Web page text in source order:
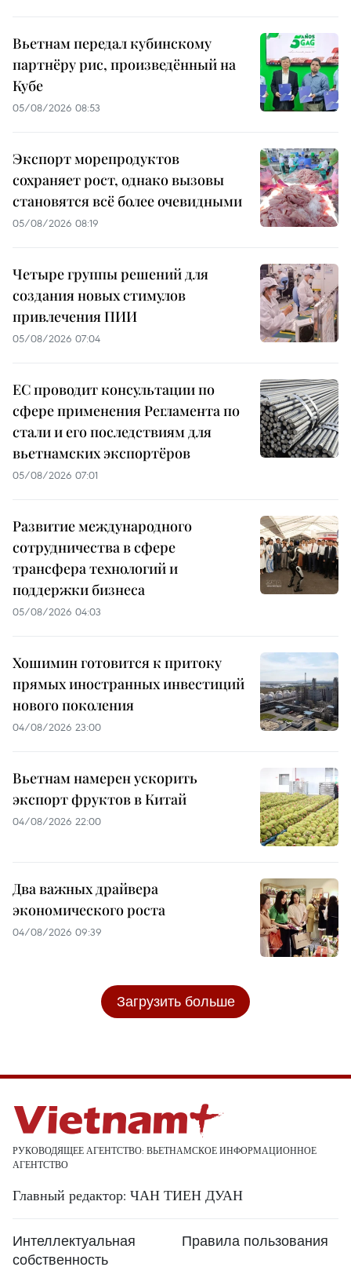
Вьетнам передал кубинскому
партнёру рис, произведённый на
Кубе
05/08/2026 08:53
Экспорт морепродуктов
сохраняет рост, однако вызовы
становятся всё более очевидными
05/08/2026 08:19
Четыре группы решений для
создания новых стимулов
привлечения ПИИ
05/08/2026 07:04
ЕС проводит консультации по
сфере применения Регламента по
стали и его последствиям для
вьетнамских экспортёров
05/08/2026 07:01
Развитие международного
сотрудничества в сфере
трансфера технологий и
поддержки бизнеса
05/08/2026 04:03
Хошимин готовится к притоку
прямых иностранных инвестиций
нового поколения
04/08/2026 23:00
Вьетнам намерен ускорить
экспорт фруктов в Китай
04/08/2026 22:00
Два важных драйвера
экономического роста
04/08/2026 09:39
Загрузить больше
РУКОВОДЯЩЕЕ АГЕНТСТВО: ВЬЕТНАМСКОЕ ИНФОРМАЦИОННОЕ
АГЕНТСТВО
Главный редактор: ЧАН ТИЕН ДУАН
Интеллектуальная
собственность
Правила пользования